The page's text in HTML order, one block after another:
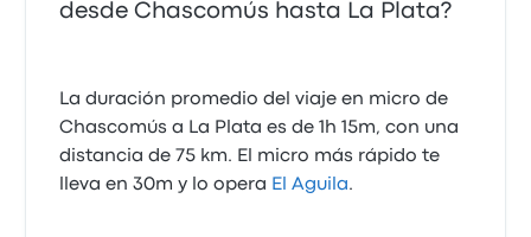
desde Chascomús hasta La Plata?
La duración promedio del viaje en micro de
Chascomús a La Plata es de 1h 15m, con una
distancia de 75 km. El micro más rápido te
lleva en 30m y lo opera El Aguila.